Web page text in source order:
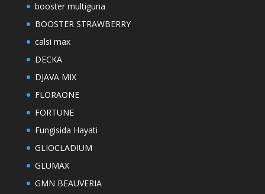
booster multiguna
BOOSTER STRAWBERRY
calsi max
DECKA
DJAVA MIX
FLORAONE
FORTUNE
Fungisida Hayati
GLIOCLADIUM
GLUMAX
GMN BEAUVERIA